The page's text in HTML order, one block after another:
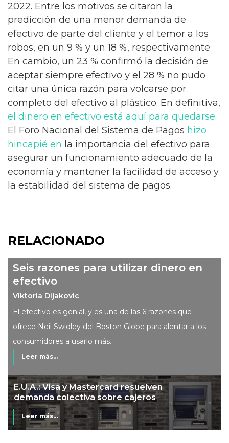
2022. Entre los motivos se citaron la
predicción de una menor demanda de
efectivo de parte del cliente y el temor a los
robos, en un 9 % y un 18 %, respectivamente.
En cambio, un 23 % confirmó la decisión de
aceptar siempre efectivo y el 28 % no pudo
citar una única razón para volcarse por
completo del efectivo al plástico. En definitiva,
el dinero en efectivo está aquí para quedarse.
El Foro Nacional del Sistema de Pagos hizo
hincapié en la importancia del efectivo para
asegurar un funcionamiento adecuado de la
economía y mantener la facilidad de acceso y
la estabilidad del sistema de pagos.
RELACIONADO
Seis razones para utilizar dinero en
efectivo
Viktoria Dijakovic
El efectivo es genial, y es una de las 6 razones que
ofrece Neil Swidley del Boston Globe para alentar a los
consumidores a usarlo más.
Leer más...
Mi banco en mi tienda
Leer más...